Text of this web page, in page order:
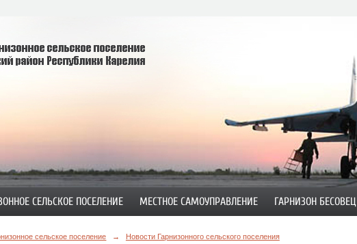
СЕЛЬСКОЕ ПОСЕЛЕНИЕ МЕСТНОЕ САМОУПРАВЛЕНИЕ ГАРНИЗОН БЕСОВЕЦ
сельское поселение → Новости Гарнизонного сельского поселения